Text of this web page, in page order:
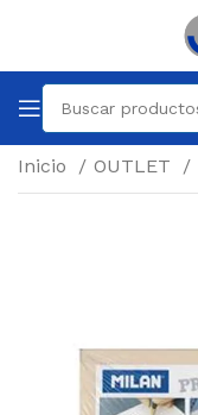
Inicio OUTLET